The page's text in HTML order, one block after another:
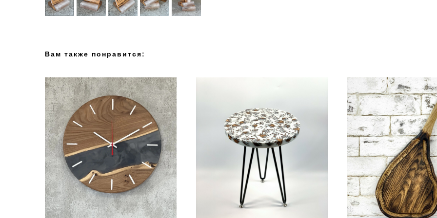
Вам также понравится: